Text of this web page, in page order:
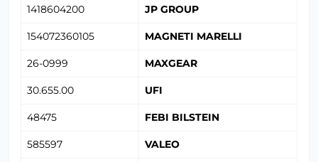
1418604200 JP GROUP
154072360105 MAGNETI MARELLI
26-0999 MAXGEAR
30.655.00 UFI
48475 FEBI BILSTEIN
585597 VALEO